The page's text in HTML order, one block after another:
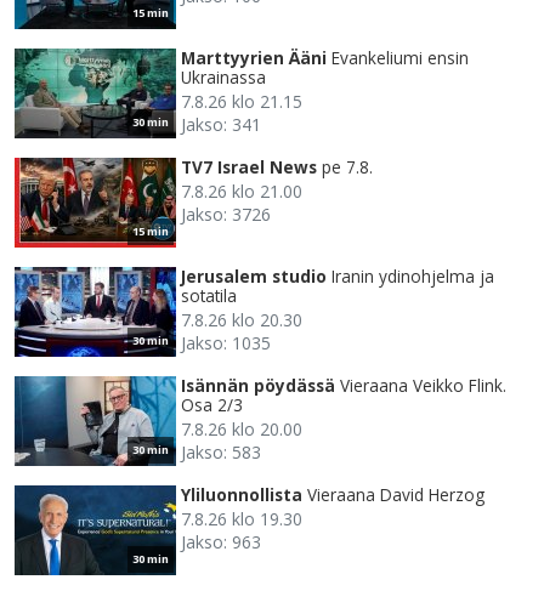
15 min
30 min
Marttyyrien Ääni Evankeliumi ensin
Ukrainassa
7.8.26 klo 21.15
Jakso: 341
15 min
TV7 Israel News pe 7.8.
7.8.26 klo 21.00
Jakso: 3726
30 min
Jerusalem studio Iranin ydinohjelma ja
sotatila
7.8.26 klo 20.30
Jakso: 1035
30 min
Isännän pöydässä Vieraana Veikko Flink.
Osa 2/3
7.8.26 klo 20.00
Jakso: 583
30 min
Yliluonnollista Vieraana David Herzog
7.8.26 klo 19.30
Jakso: 963